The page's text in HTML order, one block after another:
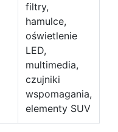
filtry,
hamulce,
oświetlenie
LED,
multimedia,
czujniki
wspomagania,
elementy SUV